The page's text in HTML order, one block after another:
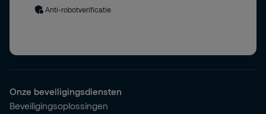
Anti-robotverificatie
Onze beveiligingsdiensten
Beveiligingsoplossingen